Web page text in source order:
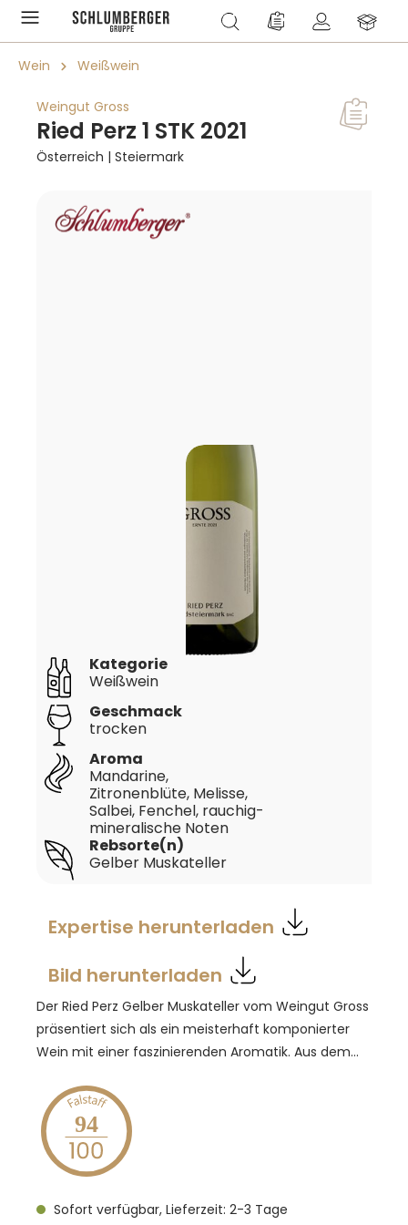
springen Du hast 0 Produkte
Wein Weißwein
Weingut Gross
Ried Perz 1 STK 2021
Österreich | Steiermark
Bildergalerie überspringen
Kategorie
Weißwein
Aroma
Mandarine,
Zitronenblüte, Melisse,
Salbei, Fenchel, rauchig-
mineralische Noten
Geschmack
trocken
Rebsorte(n)
Gelber Muskateller
Expertise herunterladen
Bild herunterladen
Der Ried Perz Gelber Muskateller vom Weingut Gross
präsentiert sich als ein meisterhaft komponierter
Wein mit einer faszinierenden Aromatik. Aus dem
Zitronenblüte sowie Melisse und Salbei, die sich in
perfekter Harmonie vereinen. Ätherische Noten von
Fenchel und Melisse begleiten das Bouquet und
verleihen dem Wein eine elegante Frische. Am
druckvoll, zugleich verspielt und saftig. Die seidige
94
Sofort verfügbar, Lieferzeit: 2-3 Tage